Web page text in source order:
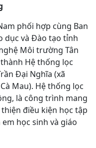
phối hợp cùng Ban
dục và Đào tạo tỉnh
Môi trường Tân
Hệ thống lọc
Đại Nghĩa (xã
Mau). Hệ thống lọc
là công trình mang
điều kiện học tập
học sinh và giáo